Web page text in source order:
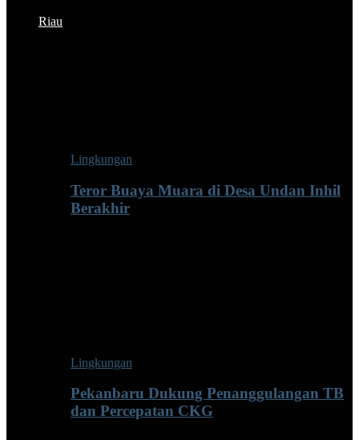
Riau
Lingkungan
Teror Buaya Muara di Desa Undan Inhil
Berakhir
Lingkungan
Pekanbaru Dukung Penanggulangan TB
dan Percepatan CKG